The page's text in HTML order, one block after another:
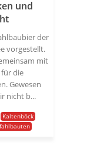
und
der
vorgestellt.
mit
die
Gewesen
nicht b...
Kaltenböck